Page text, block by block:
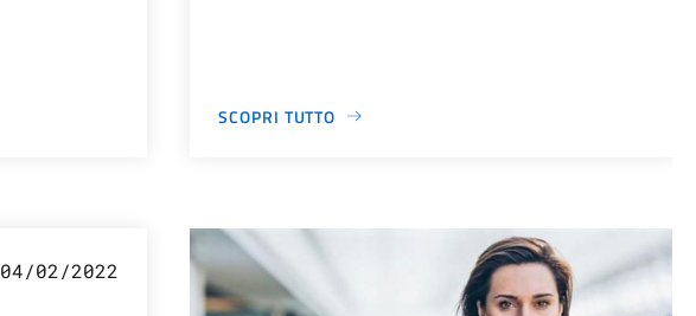
SCOPRI TUTTO
04/02/2022